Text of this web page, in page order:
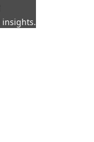
insights.